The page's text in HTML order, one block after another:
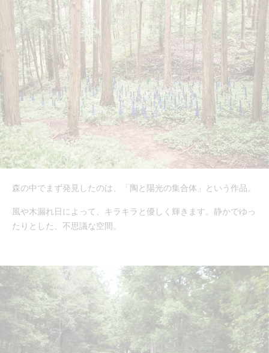
森の中でまず発見したのは、「陶と陽光の集合体」という作品。
風や木漏れ日によって、キラキラと優しく輝きます。静かでゆっ
たりとした、不思議な空間。